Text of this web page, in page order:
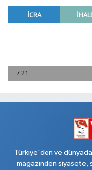
Türkiye'den ve
magazinden siyasete,